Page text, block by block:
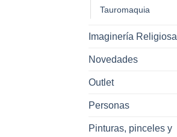
Tauromaquia
Imaginería Religiosa
Novedades
Outlet
Personas
Pinturas, pinceles y